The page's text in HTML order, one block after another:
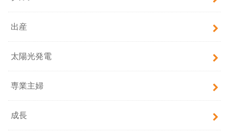
出産
太陽光発電
専業主婦
成長